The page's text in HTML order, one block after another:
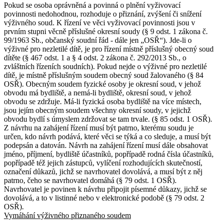
Pokud se osoba oprávněná a povinná o plnění vyživovací
povinnosti nedohodnou, rozhoduje o přiznání, zvýšení či snížení
výživného soud. K řízení ve věci vyživovací povinnosti jsou v
prvním stupni věcně příslušné okresní soudy (§ 9 odst. 1 zákona č.
99/1963 Sb., občanský soudní řád - dále jen „OSŘ“). Jde-li o
výživné pro nezletilé dítě, je pro řízení místně příslušný obecný soud
dítěte (§ 467 odst. 1 a § 4 odst. 2 zákona č. 292/2013 Sb., o
zvláštních řízeních soudních). Pokud nejde o výživné pro nezletilé
dítě, je místně příslušným soudem obecný soud žalovaného (§ 84
OSŘ). Obecným soudem fyzické osoby je okresní soud, v jehož
obvodu má bydliště, a nemá-li bydliště, okresní soud, v jehož
obvodu se zdržuje. Má-li fyzická osoba bydliště na více místech,
jsou jejím obecným soudem všechny okresní soudy, v jejichž
obvodu bydlí s úmyslem zdržovat se tam trvale. (§ 85 odst. 1 OSŘ).
Z návrhu na zahájení řízení musí být patrno, kterému soudu je
určen, kdo návrh podává, které věci se týká a co sleduje, a musí být
podepsán a datován. Návrh na zahájení řízení musí dále obsahovat
jméno, příjmení, bydliště účastníků, popřípadě rodná čísla účastníků,
popřípadě též jejich zástupců, vylíčení rozhodujících skutečností,
označení důkazů, jichž se navrhovatel dovolává, a musí být z něj
patrno, čeho se navrhovatel domáhá (§ 79 odst. 1 OSŘ).
Navrhovatel je povinen k návrhu připojit písemné důkazy, jichž se
dovolává, a to v listinné nebo v elektronické podobě (§ 79 odst. 2
OSŘ).
Vymáhání výživného přiznaného soudem